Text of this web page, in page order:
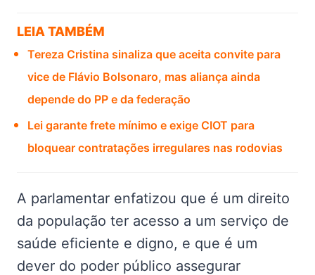
LEIA TAMBÉM
Tereza Cristina sinaliza que aceita convite para
vice de Flávio Bolsonaro, mas aliança ainda
depende do PP e da federação
Lei garante frete mínimo e exige CIOT para
bloquear contratações irregulares nas rodovias
A parlamentar enfatizou que é um direito
da população ter acesso a um serviço de
saúde eficiente e digno, e que é um
dever do poder público assegurar